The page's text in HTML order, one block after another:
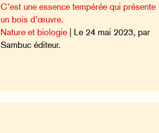
C’est une essence tempérée qui présente
un bois d’œuvre.
Nature et biologie | Le 24 mai 2023, par
Sambuc éditeur.